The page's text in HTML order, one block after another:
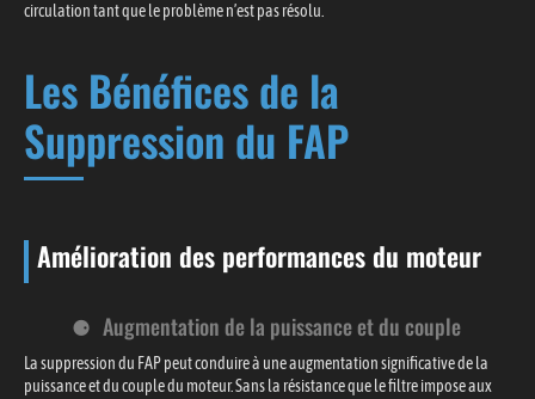
circulation tant que le problème n’est pas résolu.
Les Bénéfices de la
Suppression du FAP
Amélioration des performances du moteur
Augmentation de la puissance et du couple
La suppression du FAP peut conduire à une augmentation significative de la
puissance et du couple du moteur. Sans la résistance que le filtre impose aux